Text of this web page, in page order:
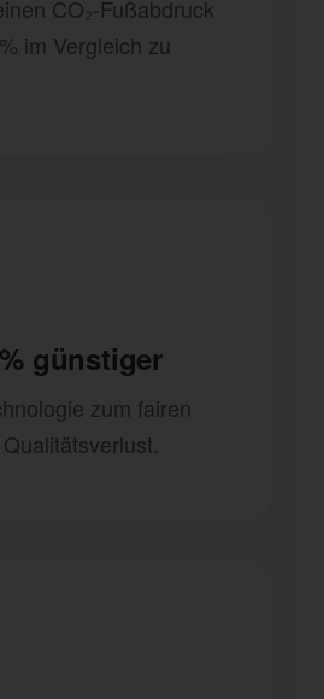
CO₂-Fußabdruck
im Vergleich zu
günstiger
zum fairen